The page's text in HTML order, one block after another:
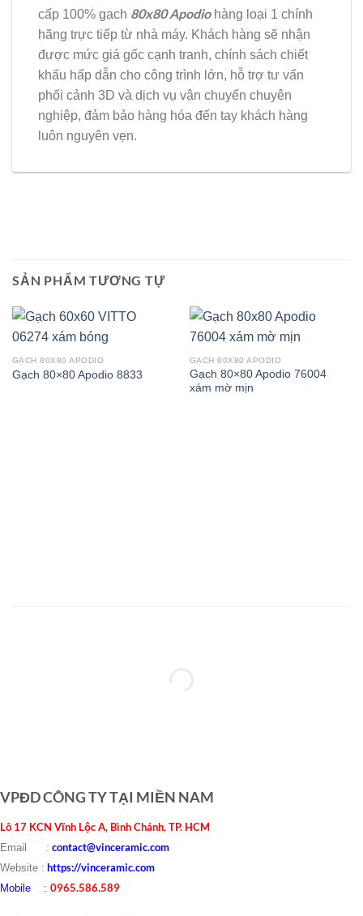
cấp 100% gạch 80x80 Apodiohàng loại 1 chính
hãng trực tiếp từ nhà máy. Khách hàng sẽ nhận
được mức giá gốc cạnh tranh, chính sách chiết
khấu hấp dẫn cho công trình lớn, hỗ trợ tư vấn
phối cảnh 3D và dịch vụ vận chuyển chuyên
nghiệp, đảm bảo hàng hóa đến tay khách hàng
luôn nguyên vẹn.
SẢN PHẨM TƯƠNG TỰ
GẠCH 80X80 APODIO
Gạch 80×80 Apodio 8833
GẠCH 80X80 APODIO
Gạch 80×80 Apodio 76004
xám mờ mịn
VPĐD CÔNG TY TẠI MIỀN NAM
Lô 17 KCN Vĩnh Lộc A, Bình Chánh, TP. HCM
Email : contact@vinceramic.com
Website : https://vinceramic.com
Mobile : 0965.586.589